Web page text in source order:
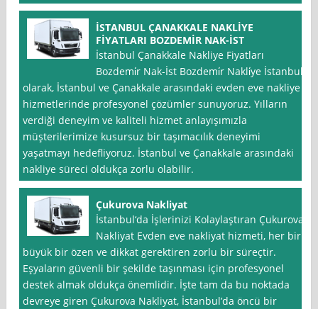
İSTANBUL ÇANAKKALE NAKLİYE
FİYATLARI BOZDEMİR NAK-İST
İstanbul Çanakkale Nakliye Fiyatları
Bozdemi̇r Nak-İst Bozdemi̇r Nakli̇ye İstanbul
olarak, İstanbul ve Çanakkale arasındaki evden eve nakliye
hizmetlerinde profesyonel çözümler sunuyoruz. Yılların
verdiği deneyim ve kaliteli hizmet anlayışımızla
müşterilerimize kusursuz bir taşımacılık deneyimi
yaşatmayı hedefliyoruz. İstanbul ve Çanakkale arasındaki
nakliye süreci oldukça zorlu olabilir.
Çukurova Nakliyat
İstanbul‘da İşlerinizi Kolaylaştıran Çukurova
Nakliyat Evden eve nakliyat hizmeti, her biri
büyük bir özen ve dikkat gerektiren zorlu bir süreçtir.
Eşyaların güvenli bir şekilde taşınması için profesyonel
destek almak oldukça önemlidir. İşte tam da bu noktada
devreye giren Çukurova Nakliyat, İstanbul’da öncü bir